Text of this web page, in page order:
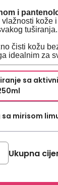
i
kože
tuširanja.
čisti kožu
idealnim za
sa
sa mirisom
Ukupna